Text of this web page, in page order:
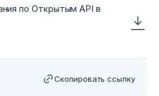
по Открытым API в
Скопировать ссылку